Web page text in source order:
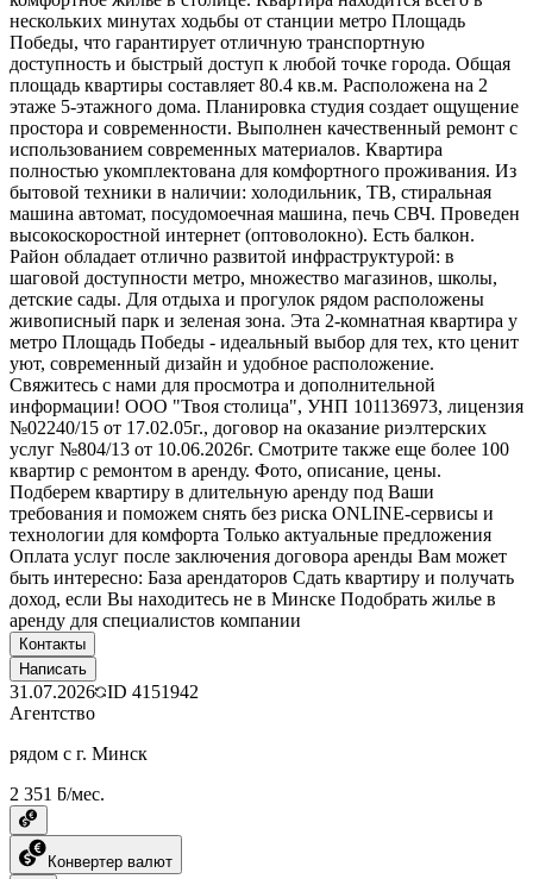
нескольких минутах ходьбы от станции метро Площадь
Победы, что гарантирует отличную транспортную
доступность и быстрый доступ к любой точке города. Общая
площадь квартиры составляет 80.4 кв.м. Расположена на 2
этаже 5-этажного дома. Планировка студия создает ощущение
простора и современности. Выполнен качественный ремонт с
использованием современных материалов. Квартира
полностью укомплектована для комфортного проживания. Из
бытовой техники в наличии: холодильник, ТВ, стиральная
машина автомат, посудомоечная машина, печь СВЧ. Проведен
высокоскоростной интернет (оптоволокно). Есть балкон.
Район обладает отлично развитой инфраструктурой: в
шаговой доступности метро, множество магазинов, школы,
детские сады. Для отдыха и прогулок рядом расположены
живописный парк и зеленая зона. Эта 2-комнатная квартира у
метро Площадь Победы - идеальный выбор для тех, кто ценит
уют, современный дизайн и удобное расположение.
Свяжитесь с нами для просмотра и дополнительной
информации! ООО "Твоя столица", УНП 101136973, лицензия
№02240/15 от 17.02.05г., договор на оказание риэлтерских
услуг №804/13 от 10.06.2026г. Смотрите также еще более 100
квартир с ремонтом в аренду. Фото, описание, цены.
Подберем квартиру в длительную аренду под Ваши
требования и поможем снять без риска ONLINE-сервисы и
технологии для комфорта Только актуальные предложения
Оплата услуг после заключения договора аренды Вам может
быть интересно: База арендаторов Сдать квартиру и получать
доход, если Вы находитесь не в Минске Подобрать жилье в
аренду для специалистов компании
Контакты
Написать
31.07.2026 ID 4151942
Агентство
рядом с г. Минск
2 351 ƃ/мес.
Конвертер валют